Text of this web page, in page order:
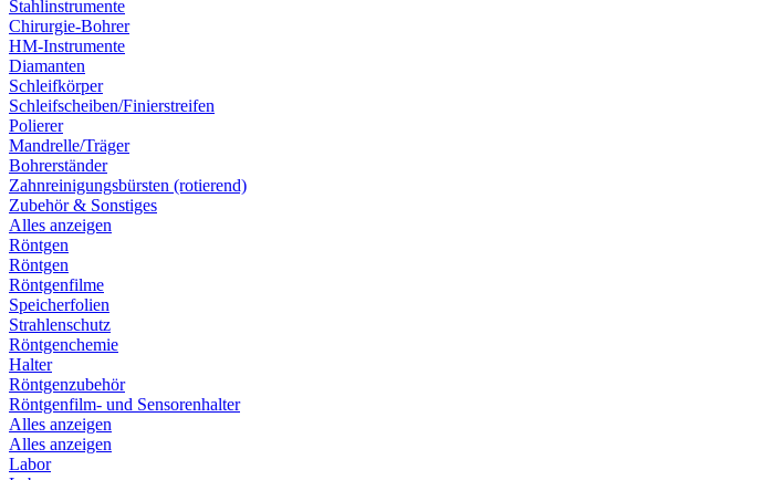
Stahlinstrumente
Chirurgie-Bohrer
HM-Instrumente
Diamanten
Schleifkörper
Schleifscheiben/Finierstreifen
Polierer
Mandrelle/Träger
Bohrerständer
Zahnreinigungsbürsten (rotierend)
Zubehör & Sonstiges
Alles anzeigen
Röntgen
Röntgen
Röntgenfilme
Speicherfolien
Strahlenschutz
Röntgenchemie
Halter
Röntgenzubehör
Röntgenfilm- und Sensorenhalter
Alles anzeigen
Alles anzeigen
Labor